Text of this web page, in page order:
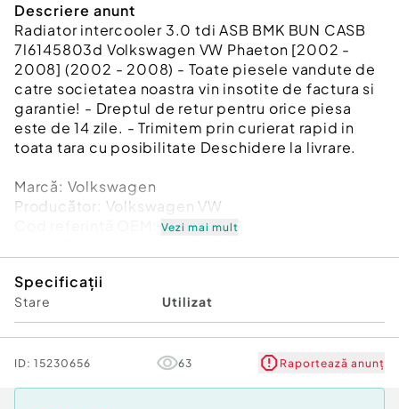
Descriere anunt
Radiator intercooler 3.0 tdi ASB BMK BUN CASB
7l6145803d Volkswagen VW Phaeton [2002 -
2008] (2002 - 2008) - Toate piesele vandute de
catre societatea noastra vin insotite de factura si
garantie! - Dreptul de retur pentru orice piesa
este de 14 zile. - Trimitem prin curierat rapid in
toata tara cu posibilitate Deschidere la livrare.
Marcă: Volkswagen
Producător: Volkswagen VW
Cod referinţă OEM: 48080609
Garanție
Vezi mai mult
Specificații
Stare Utilizat
ID: 15230656 63 Raportează anunț